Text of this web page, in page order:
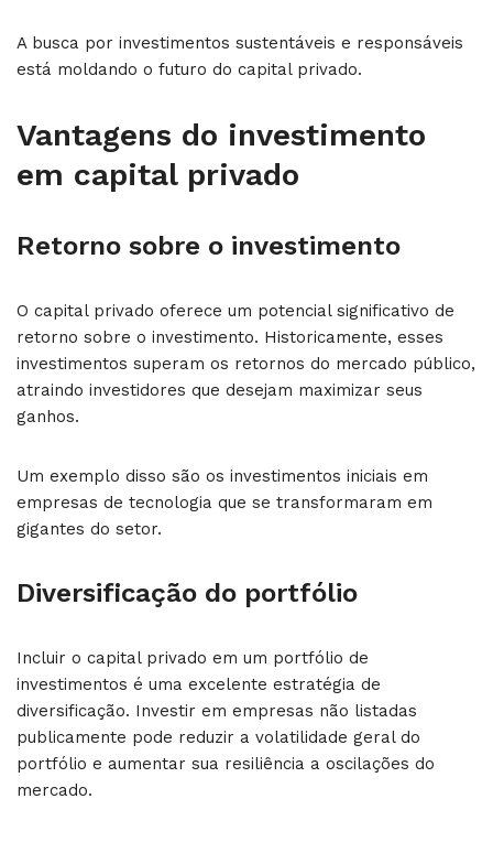
A busca por investimentos sustentáveis e responsáveis
está moldando o futuro do capital privado.
Vantagens do investimento
em capital privado
Retorno sobre o investimento
O capital privado oferece um potencial significativo de
retorno sobre o investimento. Historicamente, esses
investimentos superam os retornos do mercado público,
atraindo investidores que desejam maximizar seus
ganhos.
Um exemplo disso são os investimentos iniciais em
empresas de tecnologia que se transformaram em
gigantes do setor.
Diversificação do portfólio
Incluir o capital privado em um portfólio de
investimentos é uma excelente estratégia de
diversificação. Investir em empresas não listadas
publicamente pode reduzir a volatilidade geral do
portfólio e aumentar sua resiliência a oscilações do
mercado.